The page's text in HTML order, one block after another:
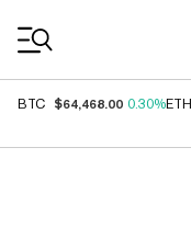
BTC $64,468.00 0.30%ETH